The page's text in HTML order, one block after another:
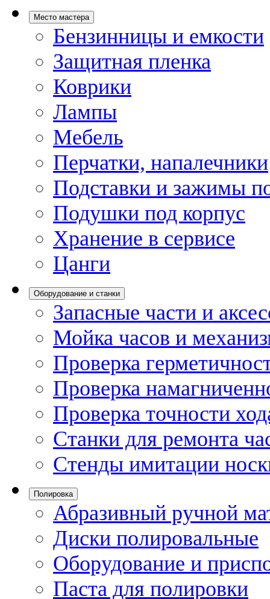
Место мастера
Бензинницы и емкости
Защитная пленка
Коврики
Лампы
Мебель
Перчатки, напалечники
Подставки и зажимы
Подушки под корпус
Хранение в сервисе
Цанги
Оборудование и станки
Запасные части и
Мойка часов и
Проверка
Проверка
Проверка точности
Станки для ремонта
Стенды имитации
Полировка
Абразивный ручной
Диски полировальные
Оборудование и
Паста для полировки